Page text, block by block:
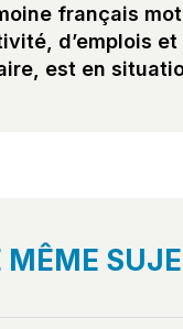
français
d’emplois et
est en
MÊME